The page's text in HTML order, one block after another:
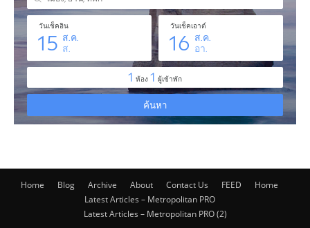
Home Blog Archive About Contact Us FEED
Home
Latest Articles – Metropolitan PRO
Latest Articles – Metropolitan PRO (2)